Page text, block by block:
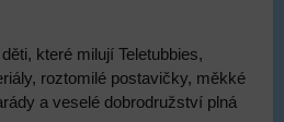
které milují Teletubbies,
roztomilé postavičky, měkké
a veselé dobrodružství plná